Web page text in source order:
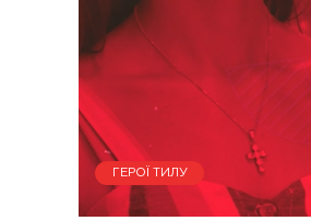
ГЕРОЇ ТИЛУ